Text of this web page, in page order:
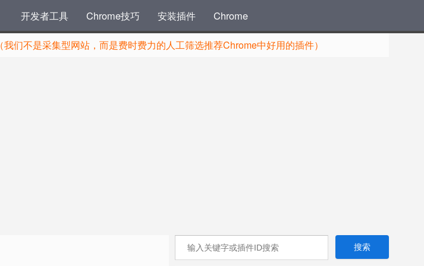
开发者工具 Chrome技巧 安装插件 Chrome
（我们不是采集型网站，而是费时费力的人工筛选推荐Chrome中好用的插件）